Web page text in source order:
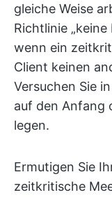
gleiche Weise
Richtlinie
wenn ein
Client keinen
Versuchen Sie
auf den Anfang
legen.
Ermutigen Sie
zeitkritische